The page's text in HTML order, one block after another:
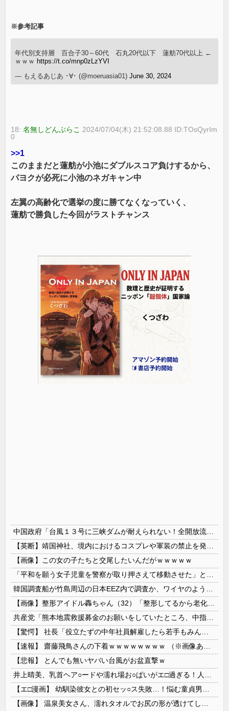
※参考記事
年代別支持層 百合子30～60代 石丸20代以下 蓮舫70代以上 ←
ｗｗｗ https://t.co/mnp0zLzYVI
— もえるあじあ ･∀･ (@moeruasia01)June 30, 2024
18:名無しどんぶらこ 2024/07/04(木) 21:52:08.88 ID:TOsQyrIm
0
>>1
このままだと蓮舫が小池にダブルスコア負けするから、
パヨクが必死に小池のネガキャン中
左翼の高齢化で選挙の度に勝てなくなっていく、
蓮舫で勝負した今回がラストチャンス
【画像】この女の子たちと交尾したいんだがｗｗｗｗｗ
【悲報】 とんでも無いヤバい台風がお盆直撃ｗ